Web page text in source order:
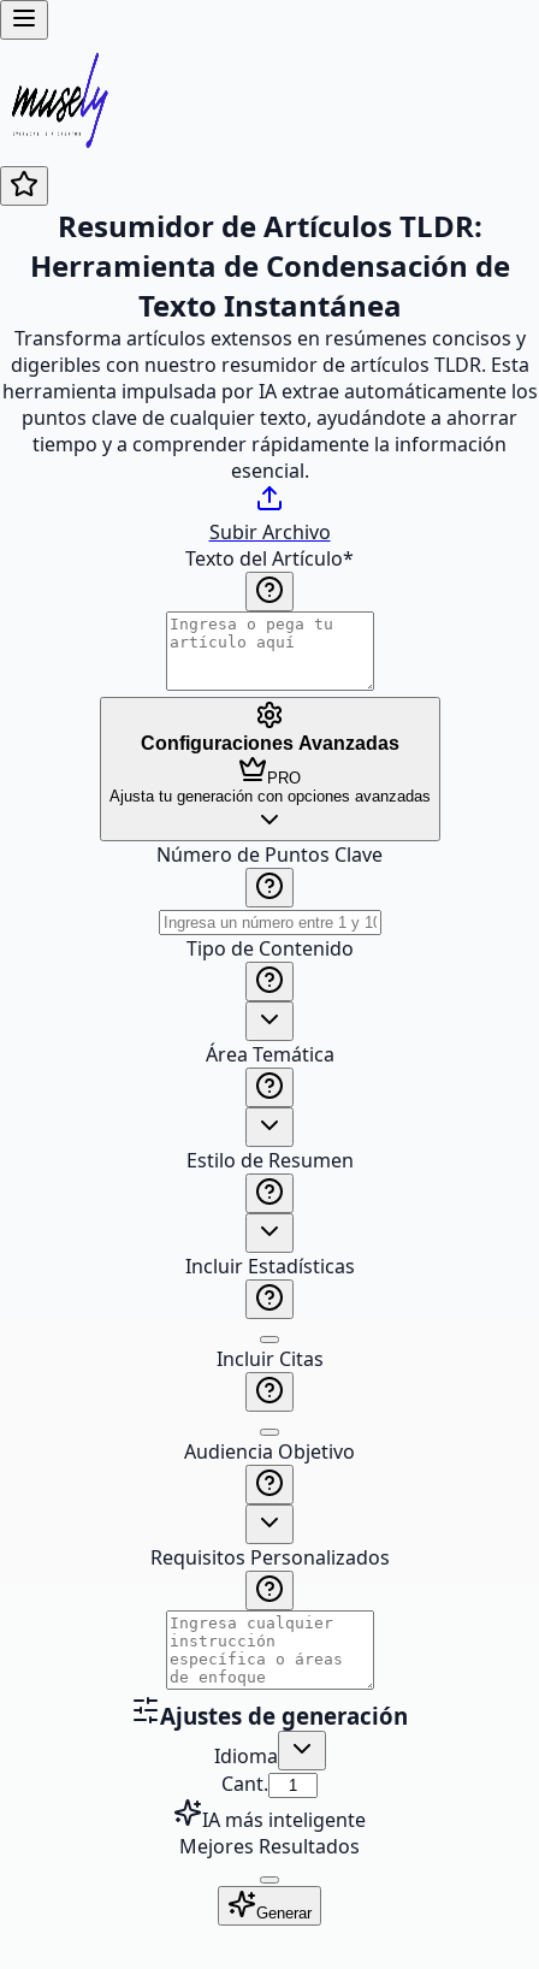
Resumidor de Artículos TLDR:
Herramienta de Condensación de
Texto Instantánea
Transforma artículos extensos en resúmenes concisos y
digeribles con nuestro resumidor de artículos TLDR. Esta
herramienta impulsada por IA extrae automáticamente los
puntos clave de cualquier texto, ayudándote a ahorrar
tiempo y a comprender rápidamente la información
esencial.
Subir Archivo
Texto del Artículo*
Configuraciones Avanzadas
PRO
Ajusta tu generación con opciones avanzadas
Número de Puntos Clave
Tipo de Contenido
Área Temática
Estilo de Resumen
Incluir Estadísticas
Incluir Citas
Audiencia Objetivo
Requisitos Personalizados
Ajustes de generación
Idioma
Cant.
IA más inteligente
Mejores Resultados
Generar